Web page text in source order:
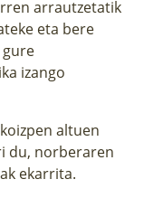
arrautzetatik
eta bere
gure
izango
altuen
du, norberaren
ekarrita.